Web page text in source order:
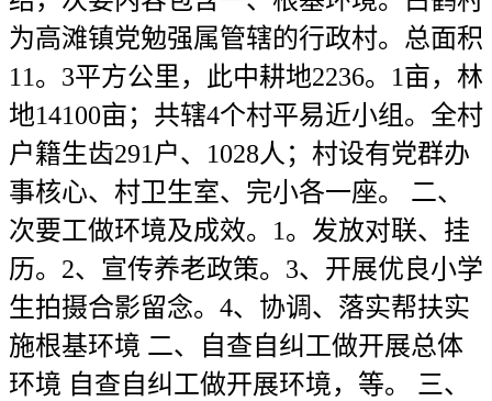
为高滩镇党勉强属管辖的行政村。总面积
11。3平方公里，此中耕地2236。1亩，林
地14100亩；共辖4个村平易近小组。全村
户籍生齿291户、1028人；村设有党群办
事核心、村卫生室、完小各一座。 二、
次要工做环境及成效。1。发放对联、挂
历。2、宣传养老政策。3、开展优良小学
生拍摄合影留念。4、协调、落实帮扶实
施根基环境 二、自查自纠工做开展总体
环境 自查自纠工做开展环境，等。 三、